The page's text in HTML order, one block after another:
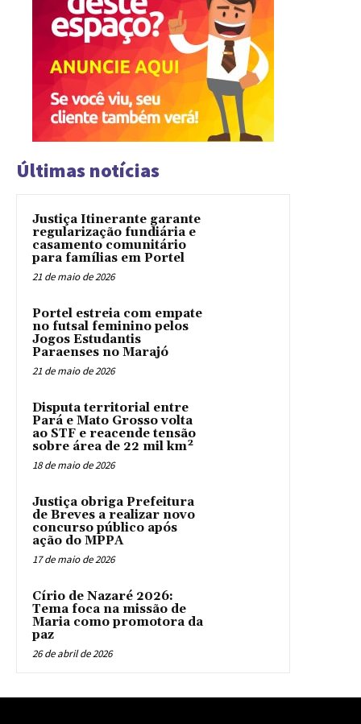
Últimas notícias
Justiça Itinerante garante
regularização fundiária e
casamento comunitário
para famílias em Portel
21 de maio de 2026
Portel estreia com empate
no futsal feminino pelos
Jogos Estudantis
Paraenses no Marajó
21 de maio de 2026
Disputa territorial entre
Pará e Mato Grosso volta
ao STF e reacende tensão
sobre área de 22 mil km²
18 de maio de 2026
Justiça obriga Prefeitura
de Breves a realizar novo
concurso público após
ação do MPPA
17 de maio de 2026
Círio de Nazaré 2026:
Tema foca na missão de
Maria como promotora da
paz
26 de abril de 2026